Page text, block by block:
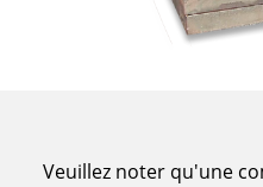
Veuillez noter qu'une